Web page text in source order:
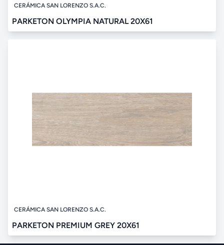
CERÁMICA SAN LORENZO S.A.C.
PARKETON OLYMPIA NATURAL 20X61
CERÁMICA SAN LORENZO S.A.C.
PARKETON PREMIUM GREY 20X61